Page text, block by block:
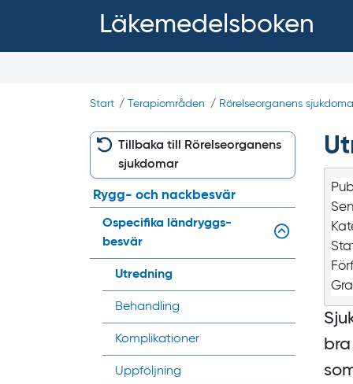
Läkemedelsboken
Start / Terapiområden / Rörelseorganens
Tillbaka till Rörelseorganens
sjukdomar
Rygg- och nackbesvär
Ospecifika ländryggs­
besvär
Utredning
Behandling
Komplikationer
Uppföljning